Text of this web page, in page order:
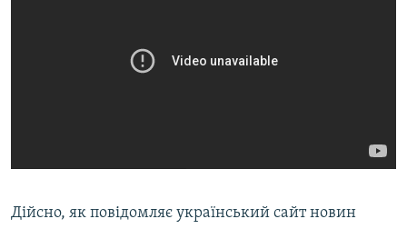
Дійсно, як повідомляє український сайт новин